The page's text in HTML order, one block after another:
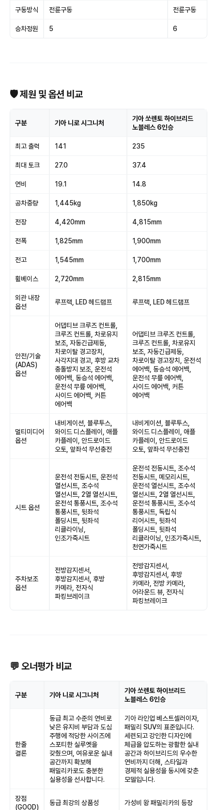
구동방식 전륜구동 전륜구동
승차정원 5 6
🛡 제원 및 옵션 비교
구분 기아 니로 시그니처
기아 쏘렌토 하이브리드
노블레스 6인승
최고 출력 141 235
최대 토크 27.0 37.4
연비 19.1 14.8
공차중량 1,445kg 1,850kg
전장 4,420mm 4,815mm
전폭 1,825mm 1,900mm
전고 1,545mm 1,700mm
휠베이스 2,720mm 2,815mm
외관 내장
옵션
루프랙, LED 헤드램프 루프랙, LED 헤드램프
안전/기술
(ADAS)
옵션
어댑티브 크루즈 컨트롤,
크루즈 컨트롤, 차로유지
보조, 자동긴급제동,
차로이탈 경고장치,
사각지대 경고, 후방 교차
충돌방지 보조, 운전석
에어백, 동승석 에어백,
운전석 무릎 에어백,
사이드 에어백, 커튼
에어백
어댑티브 크루즈 컨트롤,
크루즈 컨트롤, 차로유지
보조, 자동긴급제동,
차로이탈 경고장치, 운전석
에어백, 동승석 에어백,
운전석 무릎 에어백,
사이드 에어백, 커튼
에어백
멀티미디어
옵션
내비게이션, 블루투스,
와이드 디스플레이, 애플
카플레이, 안드로이드
오토, 앞좌석 무선충전
내비게이션, 블루투스,
와이드 디스플레이, 애플
카플레이, 안드로이드
오토, 앞좌석 무선충전
시트 옵션
운전석 전동시트, 운전석
열선시트, 조수석
열선시트, 2열 열선시트,
운전석 통풍시트, 조수석
통풍시트, 뒷좌석
폴딩시트, 뒷좌석
리클라이닝,
인조가죽시트
운전석 전동시트, 조수석
전동시트, 메모리시트,
운전석 열선시트, 조수석
열선시트, 2열 열선시트,
운전석 통풍시트, 조수석
통풍시트, 독립식
리어시트, 뒷좌석
폴딩시트, 뒷좌석
리클라이닝, 인조가죽시트,
천연가죽시트
주차보조
옵션
전방감지센서,
후방감지센서, 후방
카메라, 전자식
파킹브레이크
전방감지센서,
후방감지센서, 후방
카메라, 전방 카메라,
어라운드 뷰, 전자식
파킹브레이크
💬 오너평가 비교
구분 기아 니로 시그니처
기아 쏘렌토 하이브리드
노블레스 6인승
한줄
결론
동급 최고 수준의 연비로
낮은 유지비 부담과 도심
주행에 적당한 사이즈에
스포티한 실루엣을
갖췄으며, 여유로운 실내
공간까지 확보해
패밀리카로도 충분한
실용성을 선사합니다.
기아 라인업 베스트셀러이자,
패밀리 SUV의 표준입니다.
세련되고 강인한 디자인에
체급을 압도하는 광활한 실내
공간과 하이브리드의 우수한
연비까지 더해, 스타일과
경제적 실용성을 동시에 갖춘
모델입니다.
장점
(GOOD)
동급 최강의 상품성 가성비 왕 패밀리카의 등장